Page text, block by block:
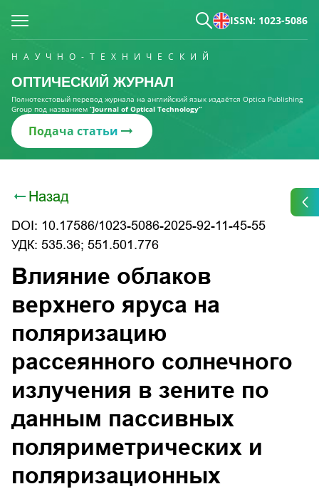
ISSN: 1023-5086
НАУЧНО-ТЕХНИЧЕСКИЙ
ОПТИЧЕСКИЙ ЖУРНАЛ
Полнотекстовый перевод журнала на английский язык издаётся Optica Publishing
Group под названием “Journal of Optical Technology“
Подача статьи
Назад
DOI: 10.17586/1023-5086-2025-92-11-45-55
УДК: 535.36; 551.501.776
Влияние облаков
верхнего яруса на
поляризацию
рассеянного солнечного
излучения в зените по
данным пассивных
поляриметрических и
поляризационных